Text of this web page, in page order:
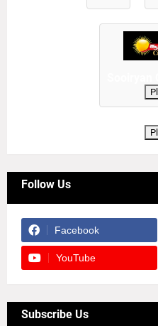
Follow Us
Facebook
YouTube
Subscribe Us